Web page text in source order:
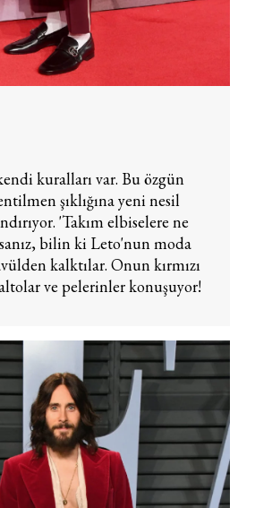
kuralları var. Bu özgün
şıklığına yeni nesil
'Takım elbiselere ne
bilin ki Leto'nun moda
kalktılar. Onun kırmızı
ve pelerinler konuşuyor!